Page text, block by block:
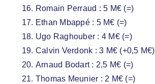
Romain Perraud : 5 M€ (=)
Ethan Mbappé : 5 M€ (=)
Ugo Raghouber : 4 M€ (=)
Calvin Verdonk : 3 M€ (+0,5 M€)
Arnaud Bodart : 2,5 M€ (=)
Thomas Meunier : 2 M€ (=)